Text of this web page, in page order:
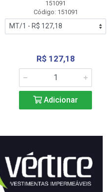
151091
Código: 151091
R$ 127,18
Adicionar